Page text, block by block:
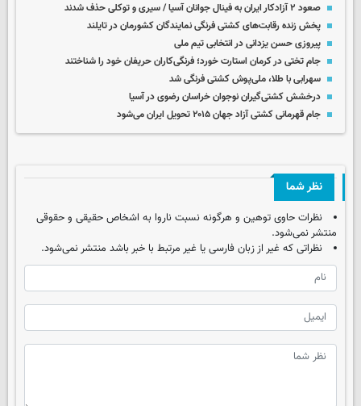
صعود ۲ آزادکار ایران به فینال جوانان آسیا / سیری و توکلی حذف شدند
پخش زنده رقابت‌های کشتی فرنگی نمایندگان کشورمان در تایلند
پیروزی حسن یزدانی در انتخابی تیم ملی
جام تختی در کرمان استارت خورد؛ فرنگی‌کاران حریفان خود را شناختند
سهرابی با طلا، ملی‌پوش کشتی فرنگی شد
درخشش کشتی‌گیران نوجوان خراسان رضوی در آسیا
جام قهرمانی کشتی آزاد جهان ۲۰۱۵ تحویل ایران می‌شود
نظر شما
نظرات حاوی توهین و هرگونه نسبت ناروا به اشخاص حقیقی و حقوقی
منتشر نمی‌شود.
نظراتی که غیر از زبان فارسی یا غیر مرتبط با خبر باشد منتشر نمی‌شود.